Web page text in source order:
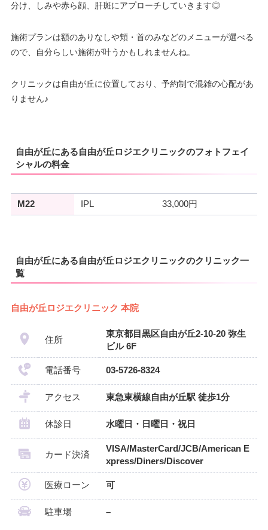
分け、しみや赤ら顔、肝斑にアプローチしていきます◎
施術プランは額のありなしや頬・首のみなどのメニューが選べる
ので、自分らしい施術が叶うかもしれませんね。
クリニックは自由が丘に位置しており、予約制で混雑の心配があ
りません♪
自由が丘にある自由が丘ロジエクリニックのフォトフェイ
シャルの料金
M22 IPL 33,000円
自由が丘にある自由が丘ロジエクリニックのクリニック一
覧
自由が丘ロジエクリニック 本院
住所
東京都目黒区自由が丘2-10-20 弥生
ビル 6F
電話番号 03-5726-8324
アクセス 東急東横線自由が丘駅 徒歩1分
休診日 水曜日・日曜日・祝日
カード決済
VISA/MasterCard/JCB/American E
xpress/Diners/Discover
医療ローン 可
駐車場 –